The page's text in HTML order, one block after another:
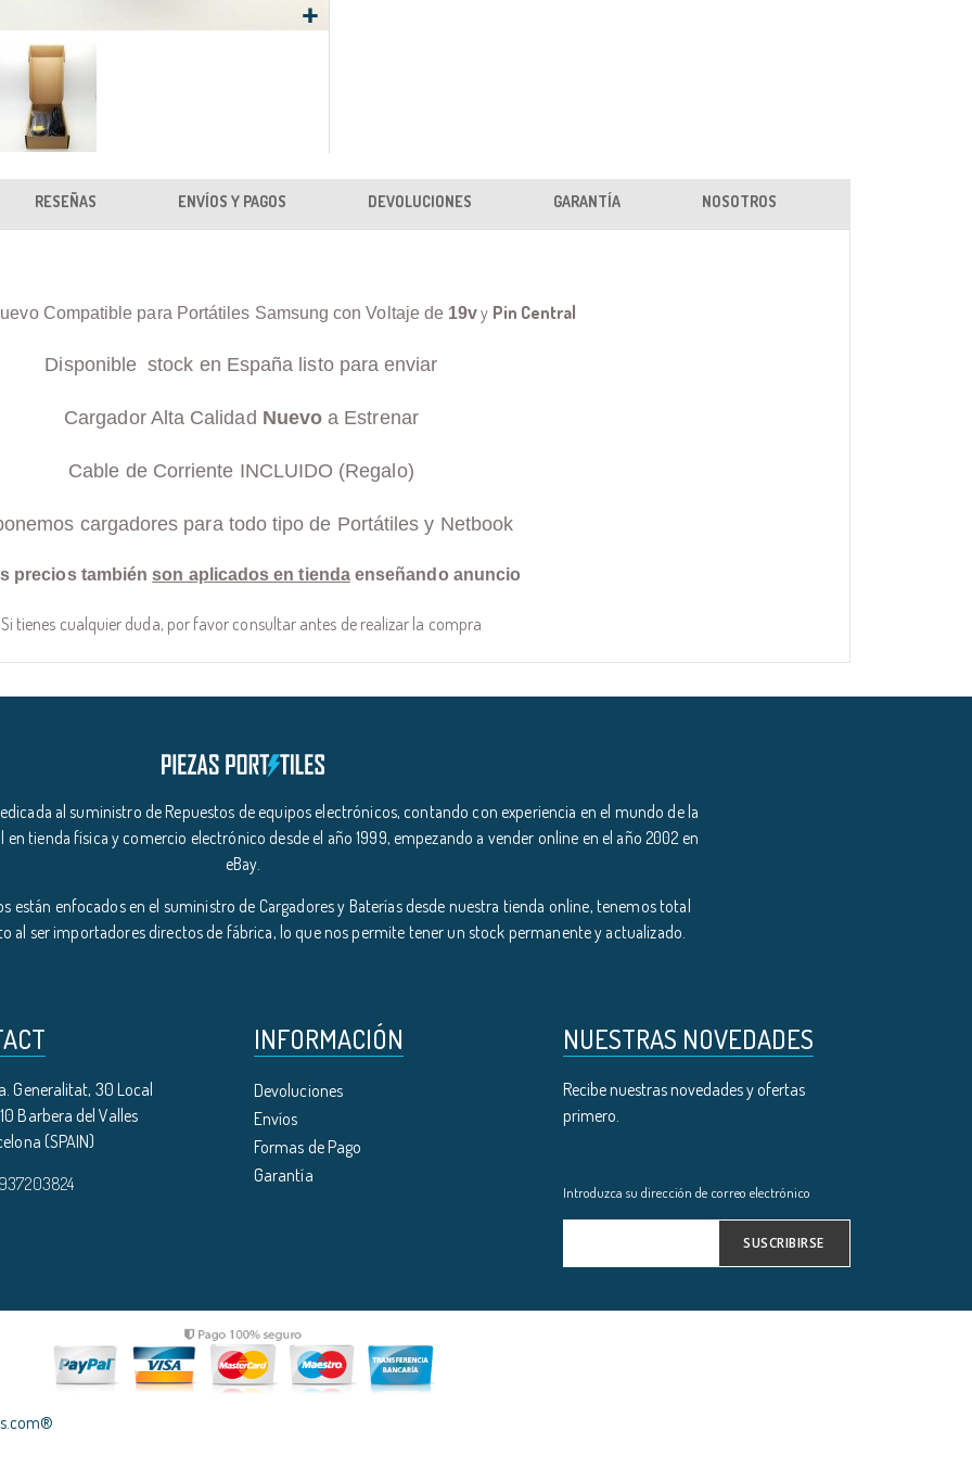
Compatible para Portátiles Samsung con Voltaje de 19v y Pin Central
Disponible stock en España listo para enviar
Cargador Alta Calidad Nuevo a Estrenar
Cable de Corriente INCLUIDO (Regalo)
cargadores para todo tipo de Portátiles y Netbook
precios también son aplicados en tienda enseñando anuncio
Si tienes cualquier duda, por favor consultar antes de realizar la compra
RESEÑAS ENVÍOS Y PAGOS DEVOLUCIONES GARANTÍA NOSOTROS
al suministro de Repuestos de equipos electrónicos, contando con experiencia en el mundo de la
tienda física y comercio electrónico desde el año 1999, empezando a vender online en el año 2002 en
eBay.
están enfocados en el suministro de Cargadores y Baterías desde nuestra tienda online, tenemos total
al ser importadores directos de fábrica, lo que nos permite tener un stock permanente y actualizado.
Generalitat, 30 Local
Barbera del Valles
(SPAIN)
INFORMACIÓN
Devoluciones
Envíos
Formas de Pago
Garantía
NUESTRAS NOVEDADES
Recibe nuestras novedades y ofertas
primero.
Introduzca su dirección de correo electrónico
SUSCRIBIRSE